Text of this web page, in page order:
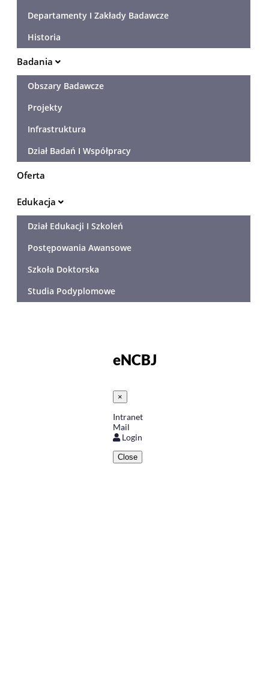
Departamenty I Zakłady Badawcze
Historia
Badania
Obszary Badawcze
Projekty
Infrastruktura
Dział Badań I Współpracy
Oferta
Edukacja
Dział Edukacji I Szkoleń
Postępowania Awansowe
Szkoła Doktorska
Studia Podyplomowe
eNCBJ
×
Intranet
Mail
Login
Close